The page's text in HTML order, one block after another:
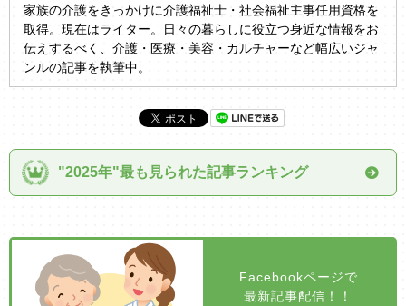
家族の介護をきっかけに介護福祉士・社会福祉主事任用資格を
取得。現在はライター。日々の暮らしに役立つ身近な情報をお
伝えするべく、介護・医療・美容・カルチャーなど幅広いジャ
ンルの記事を執筆中。
"2025年"最も見られた記事ランキング
Facebookページで
最新記事配信！！